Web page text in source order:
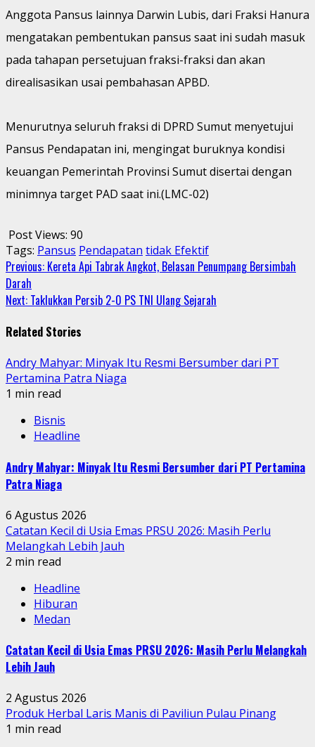
Anggota Pansus lainnya Darwin Lubis, dari Fraksi Hanura
mengatakan pembentukan pansus saat ini sudah masuk
pada tahapan persetujuan fraksi-fraksi dan akan
direalisasikan usai pembahasan APBD.
Menurutnya seluruh fraksi di DPRD Sumut menyetujui
Pansus Pendapatan ini, mengingat buruknya kondisi
keuangan Pemerintah Provinsi Sumut disertai dengan
minimnya target PAD saat ini.(LMC-02)
Post Views: 90
Tags: Pansus Pendapatan tidak Efektif
Continue
Reading
Previous: Kereta Api Tabrak Angkot, Belasan Penumpang Bersimbah
Darah
Next: Taklukkan Persib 2-0 PS TNI Ulang Sejarah
Related Stories
Andry Mahyar: Minyak Itu Resmi Bersumber dari PT
Pertamina Patra Niaga
1 min read
Bisnis
Headline
Andry Mahyar: Minyak Itu Resmi Bersumber dari PT Pertamina
Patra Niaga
6 Agustus 2026
Catatan Kecil di Usia Emas PRSU 2026: Masih Perlu
Melangkah Lebih Jauh
2 min read
Headline
Hiburan
Medan
Catatan Kecil di Usia Emas PRSU 2026: Masih Perlu Melangkah
Lebih Jauh
2 Agustus 2026
Produk Herbal Laris Manis di Paviliun Pulau Pinang
1 min read